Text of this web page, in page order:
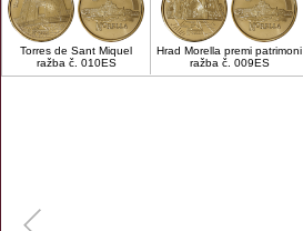
Torres de Sant Miquel
ražba č. 010ES
Hrad Morella premi patrimoni
ražba č. 009ES